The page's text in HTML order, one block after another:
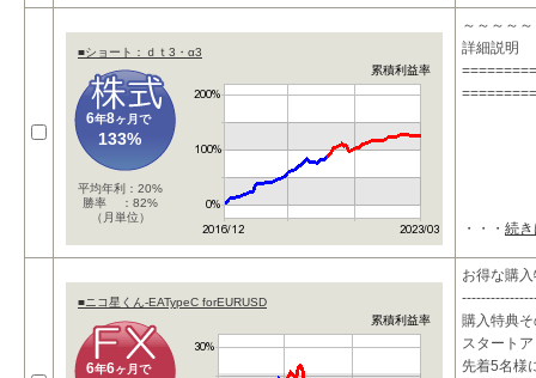
■ショート：ｄｔ3・α3
累積利益率
6年8ヶ月で
133%
平均年利：20%
勝率 ：82%
（月単位）
～～～～
詳細説明
・・・ 続
■ニコ星くん-EATypeC forEURUSD
累積利益率
6年6ヶ月で
お得な購
購入特典
スタート
先着5名様